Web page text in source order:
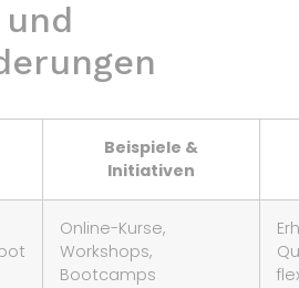
Beispiele &
Initiativen
Online-Kurse,
Workshops,
Bootcamps